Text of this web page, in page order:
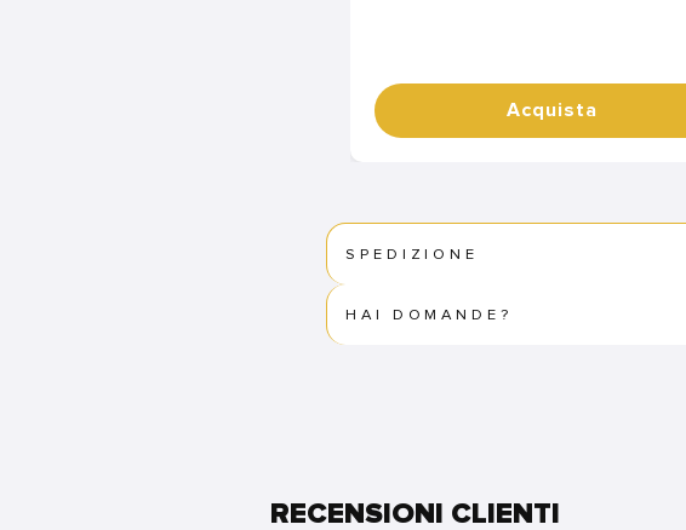
Acquista
SPEDIZIONE
HAI DOMANDE?
RECENSIONI CLIENTI